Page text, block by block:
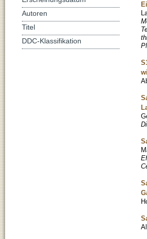
Autoren
Titel
DDC-Klassifikation